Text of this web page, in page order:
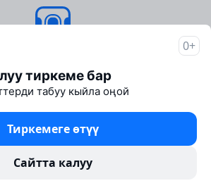
About Aviasales
Newsroom
Travelpayouts
Partner program
0+
тиркеме бар
табуу кыйла оңой
Тиркемеге өтүү
Сайтта калуу